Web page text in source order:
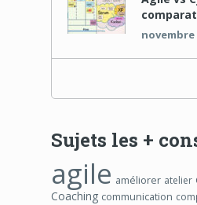
novembre
Sujets les +
agile améliorer atelier
Coaching communication